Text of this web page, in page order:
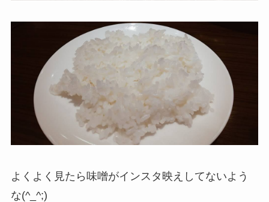
よくよく見たら味噌がインスタ映えしてないよう
な(^_^;)